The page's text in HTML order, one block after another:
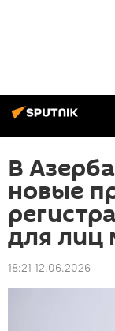
В
новые
для лиц
18:21 12.06.2026